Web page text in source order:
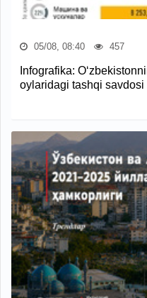
05/08, 08:40 457
Infografika:
oylaridagi tashqi savdosi